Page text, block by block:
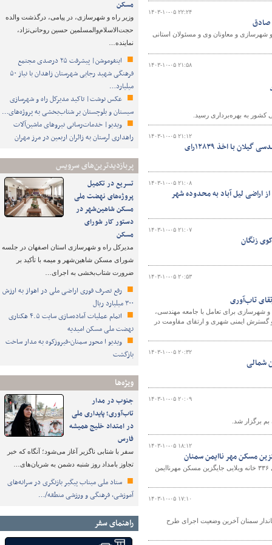
مسکن
وزیر راه و شهرسازی، در پیامی، درگذشت والده
حجت‌الاسلام‌والمسلمین حسین روحانی‌نژاد،
نماینده…
اینفوموشن| پیشرفت ۲۵ درصدی مجتمع
فرهنگی شهید رجایی شهرستان زاهدان با نیاز ۵۰
میلیارد…
عکس نوشت| تاکید مدیرکل راه و شهرسازی
سیستان و بلوچستان بر شتاب‌بخشی به پروژه‌های…
ویدیو| خدمات‌رسانی نیروهای ماشین‌آلات
راهداری لرستان به زائران اربعین در مرز مهران
پربازدیدترین‌های سرویس
تسریع در تکمیل
پروژه‌های نهضت ملی
مسکن شاهین‌شهر در
دستور کار شورای
مسکن
مدیرکل راه و شهرسازی استان اصفهان در جلسه
شورای مسکن شاهین‌شهر و میمه با تأکید بر
ضرورت شتاب‌بخشی به اجرای…
رفع تصرف فوری اراضی ملی در اهواز به ارزش
۳۰۰ میلیارد ریال
اتمام عملیات آماده‌سازی سایت ۴.۵ هکتاری
نهضت ملی مسکن امیدیه
ویدیو ا محور سمنان-فیروزکوه به مدار ساخت
بازگشت
ویژه‌ها
جنوب در مدار
تاب‌آوری؛ پایداری ملی
در امتداد خلیج همیشه
فارس
سفر با شتابی ناگزیر آغاز می‌شود؛ آنگاه که خبر
تجاوز بامداد روز شنبه دشمن به شریان‌های…
ستاد ملی میناب پیگیر بازنگری در سرانه‌های
آموزشی، فرهنگی و ورزشی منطقه/…
راهنمای سفر
۱۴۰۳-۱۰-۰۵ ۲۲:۲۴
صادق
و معاونان وی و مسئولان استانی
۱۴۰۳-۱۰-۰۵ ۲۱:۵۸
۱۴۰۳-۱۰-۰۵ ۲۱:۱۲
۱۴۰۳-۱۰-۰۵ ۲۱:۰۸
۱۴۰۳-۱۰-۰۵ ۲۱:۰۷
۱۴۰۳-۱۰-۰۵ ۲۰:۵۳
تاب‌آوری
شهرسازی برای تعامل با جامعه مهندسی،
ایمنی شهری و ارتقای مقاومت در
۱۴۰۳-۱۰-۰۵ ۲۰:۳۲
شمالی
۱۴۰۳-۱۰-۰۵ ۲۰:۰۹
برگزار شد.
۱۴۰۳-۱۰-۰۵ ۱۸:۱۲
مسکن مهر ناایمن سمنان
ظهر امروز مدیرکل راه و شهرسازی استان سمنان به منظور بررسی آخرین وضعیت اجرای ۳۳۶ خانه ویلایی جایگزین مسکن مهرناایمن
۱۴۰۳-۱۰-۰۵ ۱۷:۱۰
سمنان آخرین وضعیت اجرای طرح